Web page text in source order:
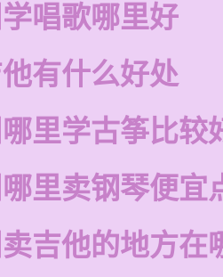
唱歌哪里好
有什么好处
里学古筝比较
里卖钢琴便宜
吉他的地方在